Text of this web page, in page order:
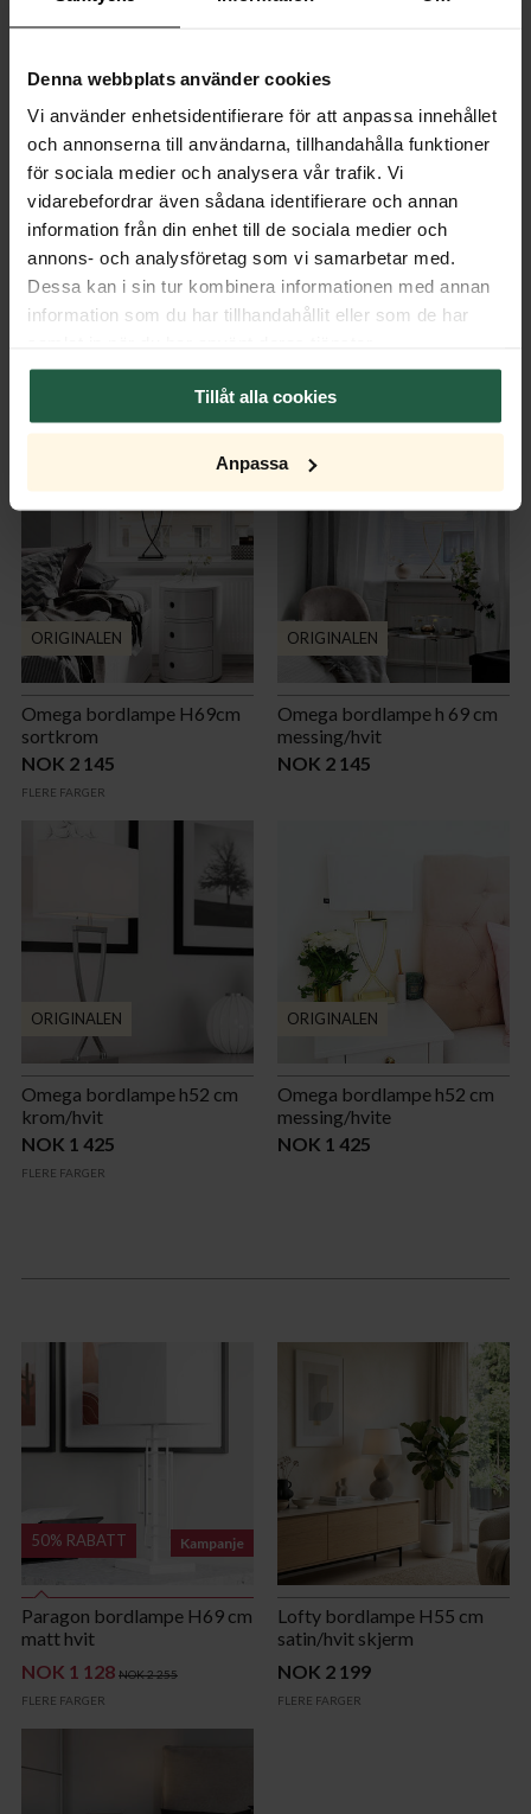
Denna webbplats använder cookies
Vi använder enhetsidentifierare för att anpassa innehållet
och annonserna till användarna, tillhandahålla funktioner
för sociala medier och analysera vår trafik. Vi
vidarebefordrar även sådana identifierare och annan
information från din enhet till de sociala medier och
annons- och analysföretag som vi samarbetar med.
Dessa kan i sin tur kombinera informationen med annan
information som du har tillhandahållit eller som de har
Tillåt alla cookies
Anpassa
Skjerm Omega
40x16xh25cm hvit
NOK 659
ORIGINALEN
Omega bordlampe H69cm
sortkrom
NOK 2 145
FLERE FARGER
ORIGINALEN
Omega bordlampe h 69 cm
messing/hvit
NOK 2 145
ORIGINALEN
Omega bordlampe h52 cm
krom/hvit
NOK 1 425
FLERE FARGER
ORIGINALEN
Omega bordlampe h52 cm
messing/hvite
NOK 1 425
50% RABATT
Paragon bordlampe H69 cm
matt hvit
Kampanje
NOK 1 128 NOK 2 255
FLERE FARGER
Lofty bordlampe H55 cm
satin/hvit skjerm
NOK 2 199
FLERE FARGER